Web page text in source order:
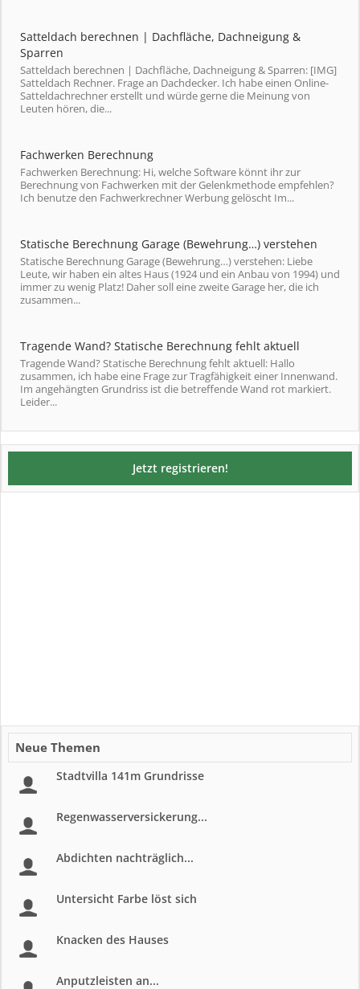
Satteldach berechnen | Dachfläche, Dachneigung &
Sparren
Satteldach berechnen | Dachfläche, Dachneigung & Sparren: [IMG]
Satteldach Rechner. Frage an Dachdecker. Ich habe einen Online-
Satteldachrechner erstellt und würde gerne die Meinung von
Leuten hören, die...
Fachwerken Berechnung
Fachwerken Berechnung: Hi, welche Software könnt ihr zur
Berechnung von Fachwerken mit der Gelenkmethode empfehlen?
Ich benutze den Fachwerkrechner Werbung gelöscht Im...
Statische Berechnung Garage (Bewehrung…) verstehen
Statische Berechnung Garage (Bewehrung…) verstehen: Liebe
Leute, wir haben ein altes Haus (1924 und ein Anbau von 1994) und
immer zu wenig Platz! Daher soll eine zweite Garage her, die ich
zusammen...
Tragende Wand? Statische Berechnung fehlt aktuell
Tragende Wand? Statische Berechnung fehlt aktuell: Hallo
zusammen, ich habe eine Frage zur Tragfähigkeit einer Innenwand.
Im angehängten Grundriss ist die betreffende Wand rot markiert.
Leider...
Jetzt registrieren!
Neue Themen
Stadtvilla 141m Grundrisse
Regenwasserversickerung...
Abdichten nachträglich...
Untersicht Farbe löst sich
Knacken des Hauses
Anputzleisten an...